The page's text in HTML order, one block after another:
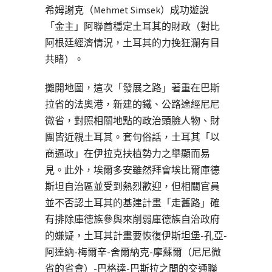
希姆謝克（Mehmet Simsek）成功遊說
「金主」阿聯酋穩定土耳其的財政（對比
阿根廷經濟情況，土耳其的力挽狂瀾有目
共睹）。
攤開地圖，這次「發展之路」著重在巴斯
拉省的法奧港，新建的鐵、公路途經尼尼
微省，對照相關地點的政治頭臉人物、財
團皆近親土耳其。套句俗話，土耳其「以
商逼政」在伊拉克扶植勢力之舉顯而易
見。此外，埃爾多安雖然拜會埃比爾庫德
斯坦自治區並受到熱烈歡迎，但相關官員
並不否認土耳其的基建計畫「走舊路」確
有排除庫德族參與來削弱庫德族自治政府
的嫌疑，土耳其計畫要恢復伊斯坦堡-孔亞-
阿達納-梅爾辛-舍爾納克-摩蘇爾（尼尼微
省的省會）-巴格達-巴斯拉之間的交通聯